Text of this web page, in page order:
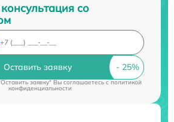
со
Оставить заявку
заявку" Вы соглашаетесь cполитикой
конфиденциальности